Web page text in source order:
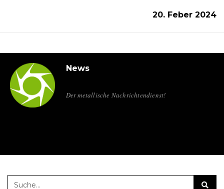
20. Feber 2024
News
Der metallische Nachrichtendienst!